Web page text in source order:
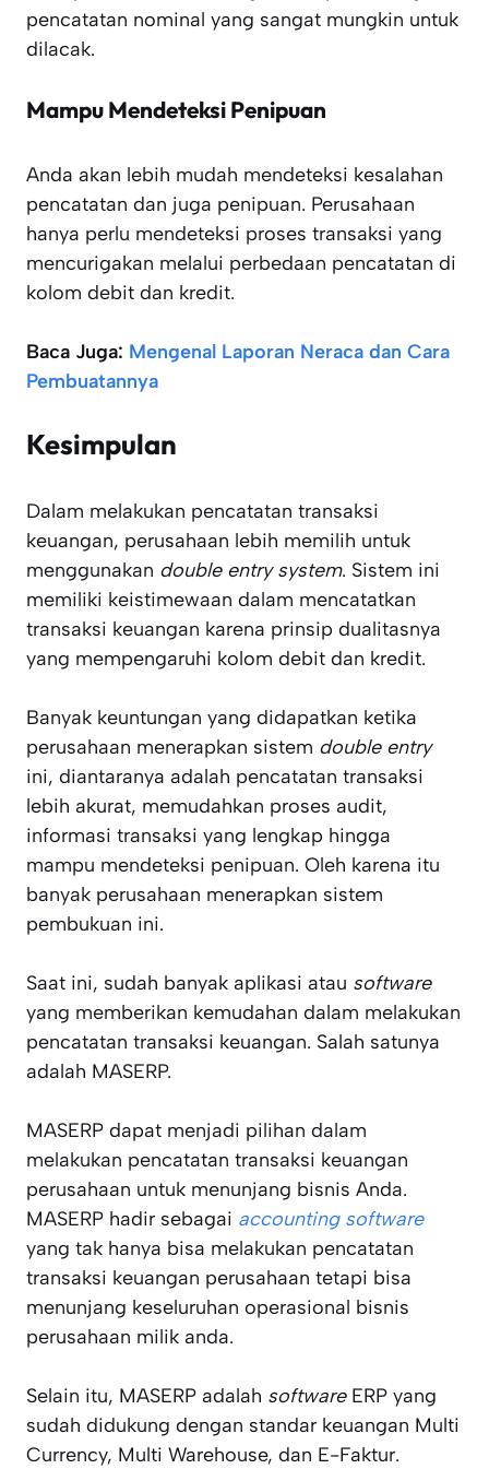
pencatatan nominal yang sangat mungkin untuk
dilacak.
Mampu Mendeteksi Penipuan
Anda akan lebih mudah mendeteksi kesalahan
pencatatan dan juga penipuan. Perusahaan
hanya perlu mendeteksi proses transaksi yang
mencurigakan melalui perbedaan pencatatan di
kolom debit dan kredit.
Baca Juga: Mengenal Laporan Neraca dan Cara
Pembuatannya
Kesimpulan
Dalam melakukan pencatatan transaksi
keuangan, perusahaan lebih memilih untuk
menggunakan double entrysystem. Sistem ini
memiliki keistimewaan dalam mencatatkan
transaksi keuangan karena prinsip dualitasnya
yang mempengaruhi kolom debit dan kredit.
Banyak keuntungan yang didapatkan ketika
perusahaan menerapkan sistem double entry
ini, diantaranya adalah pencatatan transaksi
lebih akurat, memudahkan proses audit,
informasi transaksi yang lengkap hingga
mampu mendeteksi penipuan. Oleh karena itu
banyak perusahaan menerapkan sistem
pembukuan ini.
Saat ini, sudah banyak aplikasi atau software
yang memberikan kemudahan dalam melakukan
pencatatan transaksi keuangan. Salah satunya
adalah MASERP.
MASERP dapat menjadi pilihan dalam
melakukan pencatatan transaksi keuangan
perusahaan untuk menunjang bisnis Anda.
MASERP hadir sebagai accounting software
yang tak hanya bisa melakukan pencatatan
transaksi keuangan perusahaan tetapi bisa
menunjang keseluruhan operasional bisnis
perusahaan milik anda.
Selain itu, MASERP adalah softwareERP yang
sudah didukung dengan standar keuangan Multi
Currency, Multi Warehouse, dan E-Faktur.